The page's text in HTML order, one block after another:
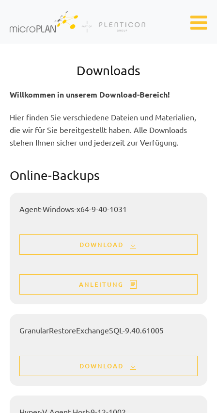
Skip to main content
Downloads
Willkommen in unserem Download-Bereich!
Hier finden Sie verschiedene Dateien und Materialien,
die wir für Sie bereitgestellt haben. Alle Downloads
stehen Ihnen sicher und jederzeit zur Verfügung.
Online-Backups
Agent-Windows-x64-9-40-1031
DOWNLOAD
ANLEITUNG
GranularRestoreExchangeSQL-9.40.61005
DOWNLOAD